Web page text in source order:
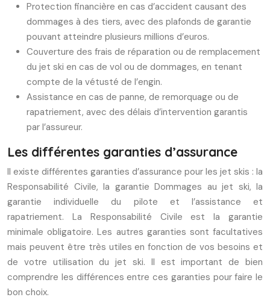
Protection financière en cas d’accident causant des
dommages à des tiers, avec des plafonds de garantie
pouvant atteindre plusieurs millions d’euros.
Couverture des frais de réparation ou de remplacement
du jet ski en cas de vol ou de dommages, en tenant
compte de la vétusté de l’engin.
Assistance en cas de panne, de remorquage ou de
rapatriement, avec des délais d’intervention garantis
par l’assureur.
Les différentes garanties d’assurance
Il existe différentes garanties d’assurance pour les jet skis : la
Responsabilité Civile, la garantie Dommages au jet ski, la
garantie individuelle du pilote et l’assistance et
rapatriement. La Responsabilité Civile est la garantie
minimale obligatoire. Les autres garanties sont facultatives
mais peuvent être très utiles en fonction de vos besoins et
de votre utilisation du jet ski. Il est important de bien
comprendre les différences entre ces garanties pour faire le
bon choix.